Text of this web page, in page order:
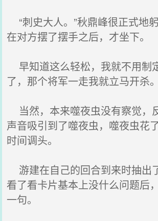
“刺史大人。”秋鼎峰很正式地
在对方摆了摆手之后，才坐下。
早知道这么轻松，我就不用制
了，那个将军一走我就立马开杀。
当然，本来噬夜虫没有察觉，
声音吸引到了噬夜虫，噬夜虫花
时间调头。
游建在自己的回合到来时抽出
看了看卡片基本上没什么问题后
一句。